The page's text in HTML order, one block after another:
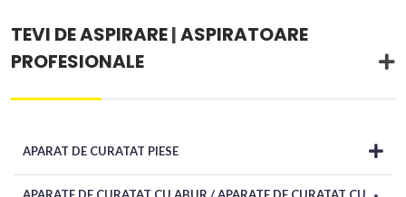
TEVI DE ASPIRARE|ASPIRATOARE
PROFESIONALE
APARAT DE CURATAT PIESE